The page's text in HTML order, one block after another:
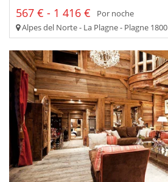
567 € - 1 416 €
Por noche
Alpes del Norte - La Plagne - Plagne 1800